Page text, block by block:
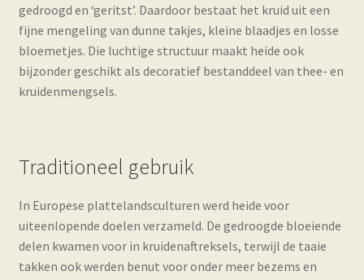
gedroogd en ‘geritst’. Daardoor bestaat het kruid uit een
fijne mengeling van dunne takjes, kleine blaadjes en losse
bloemetjes. Die luchtige structuur maakt heide ook
bijzonder geschikt als decoratief bestanddeel van thee- en
kruidenmengsels.
Traditioneel gebruik
In Europese plattelandsculturen werd heide voor
uiteenlopende doelen verzameld. De gedroogde bloeiende
delen kwamen voor in kruidenaftreksels, terwijl de taaie
takken ook werden benut voor onder meer bezems en